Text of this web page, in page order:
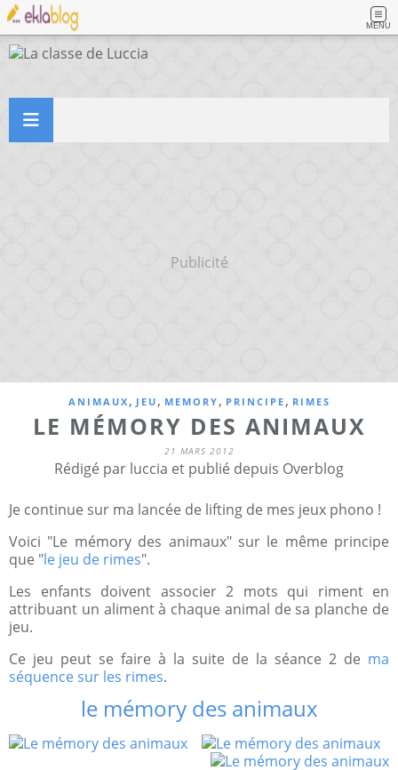
MENU
Publicité
ANIMAUX , JEU , MEMORY , PRINCIPE , RIMES
LE MÉMORY DES ANIMAUX
21 MARS 2012
Rédigé par luccia et publié depuis Overblog
Je continue sur ma lancée de lifting de mes jeux phono !
Voici "Le mémory des animaux" sur le même principe
que "le jeu de rimes".
Les enfants doivent associer 2 mots qui riment en
attribuant un aliment à chaque animal de sa planche de
jeu.
Ce jeu peut se faire à la suite de la séance 2 de ma
séquence sur les rimes.
le mémory des animaux